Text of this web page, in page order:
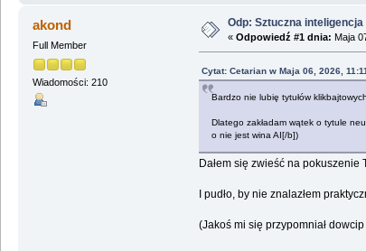
akond
Full Member
Wiadomości: 210
Odp: Sztuczna
« Odpowiedź #1 dnia: Maja
Cytat: Cetarian w Maja 06, 2026,
Bardzo nie lubię tytułów
Dlatego zakładam wątek o tytule
o nie jest wina AI[/b])
Dałem się zwieść na pokuszenie
I pudło, by nie znalazłem
(Jakoś mi się przypomniał